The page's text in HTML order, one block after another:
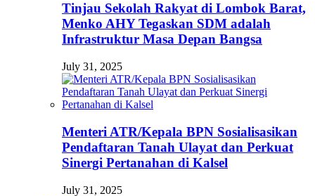
Tinjau Sekolah Rakyat di Lombok Barat,
Menko AHY Tegaskan SDM adalah
Infrastruktur Masa Depan Bangsa
July 31, 2025
Menteri ATR/Kepala BPN Sosialisasikan
Pendaftaran Tanah Ulayat dan Perkuat
Sinergi Pertanahan di Kalsel
July 31, 2025